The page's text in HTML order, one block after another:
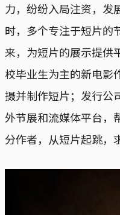
力，纷纷入局注资，发
时，多个专注于短片的
来，为短片的展示提供
校毕业生为主的新电影
摄并制作短片；发行公
外节展和流媒体平台，
分作者，从短片起跳，